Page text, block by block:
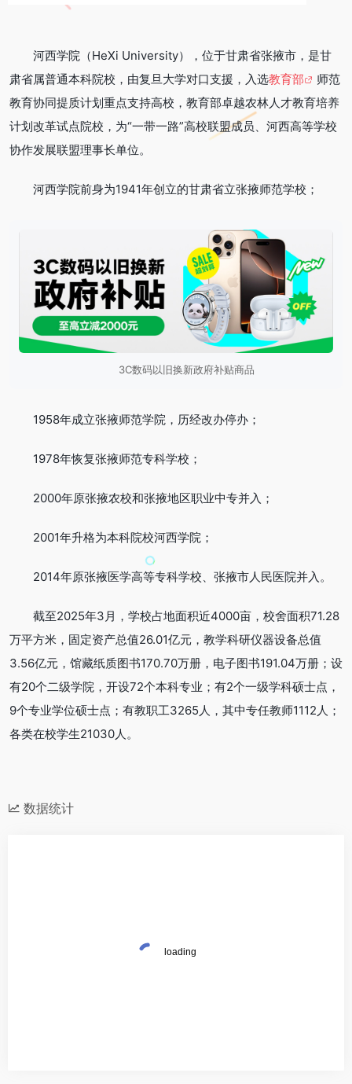
河西学院（HeXi University），位于甘肃省张掖市，是甘
肃省属普通本科院校，由复旦大学对口支援，入选教育部
师范
教育协同提质计划重点支持高校，教育部卓越农林人才教育培养
计划改革试点院校，为“一带一路”高校联盟成员、河西高等学校
协作发展联盟理事长单位。
河西学院前身为1941年创立的甘肃省立张掖师范学校；
3C数码以旧换新政府补贴商品
1958年成立张掖师范学院，历经改办停办；
1978年恢复张掖师范专科学校；
2000年原张掖农校和张掖地区职业中专并入；
2001年升格为本科院校河西学院；
2014年原张掖医学高等专科学校、张掖市人民医院并入。
截至2025年3月，学校占地面积近4000亩，校舍面积71.28
万平方米，固定资产总值26.01亿元，教学科研仪器设备总值
3.56亿元，馆藏纸质图书170.70万册，电子图书191.04万册；设
有20个二级学院，开设72个本科专业；有2个一级学科硕士点，
9个专业学位硕士点；有教职工3265人，其中专任教师1112人；
各类在校学生21030人。
数据统计